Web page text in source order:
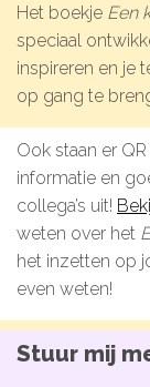
Mini- docu’s
Ode galerij
Podcasts: serie
Inspirerende
Bekijk volledig
Kom in
Microlearnings
Ontwikkeltraject
Breng een ODE!
Het boekje Een
speciaal
inspireren en je
op gang te
Ook staan er
informatie en
collega’s uit!
weten over het
het inzetten op
even weten!
Stuur mij